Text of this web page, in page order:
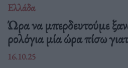
Ελλάδα
Ώρα να μπερδευτούμε
ρολόγια μία ώρα πίσω
16.10.25